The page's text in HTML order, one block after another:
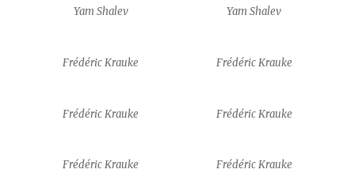
Yam Shalev Yam Shalev
Frédéric Krauke Frédéric Krauke
Frédéric Krauke Frédéric Krauke
Frédéric Krauke Frédéric Krauke